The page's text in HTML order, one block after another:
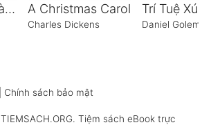
Thịnh Vượng Tài Chính Tuổi 30 – Tập 2 A Christmas Carol
Charles Dickens Daniel Goleman
Chính sách bảo mật
TIEMSACH.ORG. Tiệm sách eBook trực